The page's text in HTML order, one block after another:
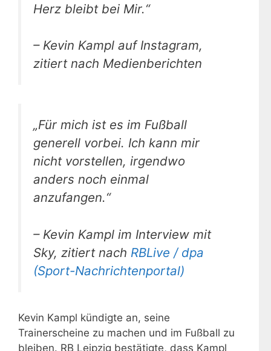
Herz bleibt bei Mir.“
– Kevin Kampl auf Instagram,
zitiert nach Medienberichten
„Für mich ist es im Fußball
generell vorbei. Ich kann mir
nicht vorstellen, irgendwo
anders noch einmal
anzufangen.“
– Kevin Kampl im Interview mit
Sky, zitiert nach RBLive / dpa
(Sport-Nachrichtenportal)
Kevin Kampl kündigte an, seine
Trainerscheine zu machen und im Fußball zu
bleiben. RB Leipzig bestätigte, dass Kampl